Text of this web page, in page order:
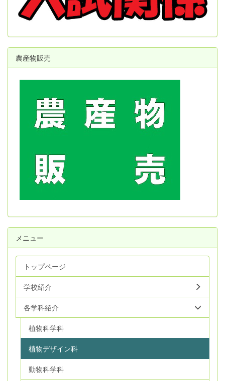
農産物販売
メニュー
トップページ
学校紹介
各学科紹介
植物科学科
植物デザイン科
動物科学科